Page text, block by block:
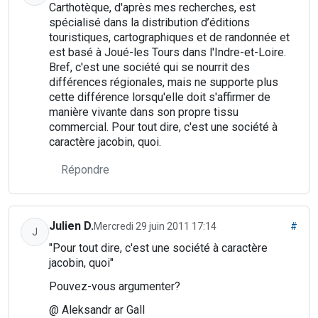
Carthotèque, d'après mes recherches, est
spécialisé dans la distribution d’éditions
touristiques, cartographiques et de randonnée et
est basé à Joué-les Tours dans l'Indre-et-Loire.
Bref, c'est une société qui se nourrit des
différences régionales, mais ne supporte plus
cette différence lorsqu'elle doit s'affirmer de
manière vivante dans son propre tissu
commercial. Pour tout dire, c'est une société à
caractère jacobin, quoi.
Répondre
J Julien D.Mercredi 29 juin 2011 17:14 #
"Pour tout dire, c'est une société à caractère
jacobin, quoi"
Pouvez-vous argumenter?
@ Aleksandr ar Gall